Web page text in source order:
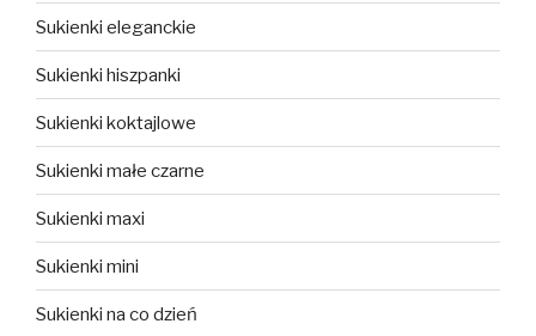
Sukienki eleganckie
Sukienki hiszpanki
Sukienki koktajlowe
Sukienki małe czarne
Sukienki maxi
Sukienki mini
Sukienki na co dzień